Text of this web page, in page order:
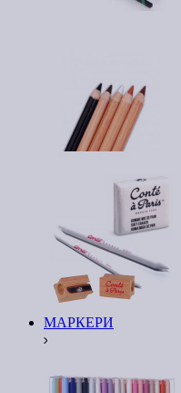
МАРКЕРИ